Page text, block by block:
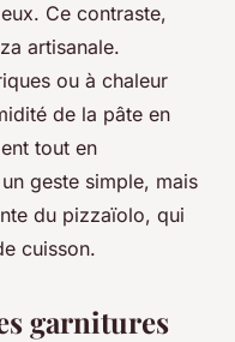
Ce contraste,
artisanale.
ou à chaleur
de la pâte en
tout en
geste simple, mais
du pizzaïolo, qui
cuisson.
garnitures